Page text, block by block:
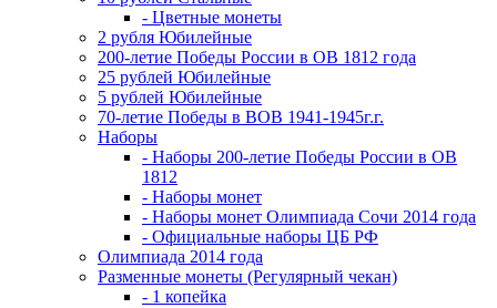
- Цветные монеты
2 рубля Юбилейные
200-летие Победы России в ОВ 1812 года
25 рублей Юбилейные
5 рублей Юбилейные
70-летие Победы в ВОВ 1941-1945г.г.
Наборы
- Наборы 200-летие Победы России в ОВ
1812
- Наборы монет
- Наборы монет Олимпиада Сочи 2014 года
- Официальные наборы ЦБ РФ
Олимпиада 2014 года
Разменные монеты (Регулярный чекан)
- 1 копейка